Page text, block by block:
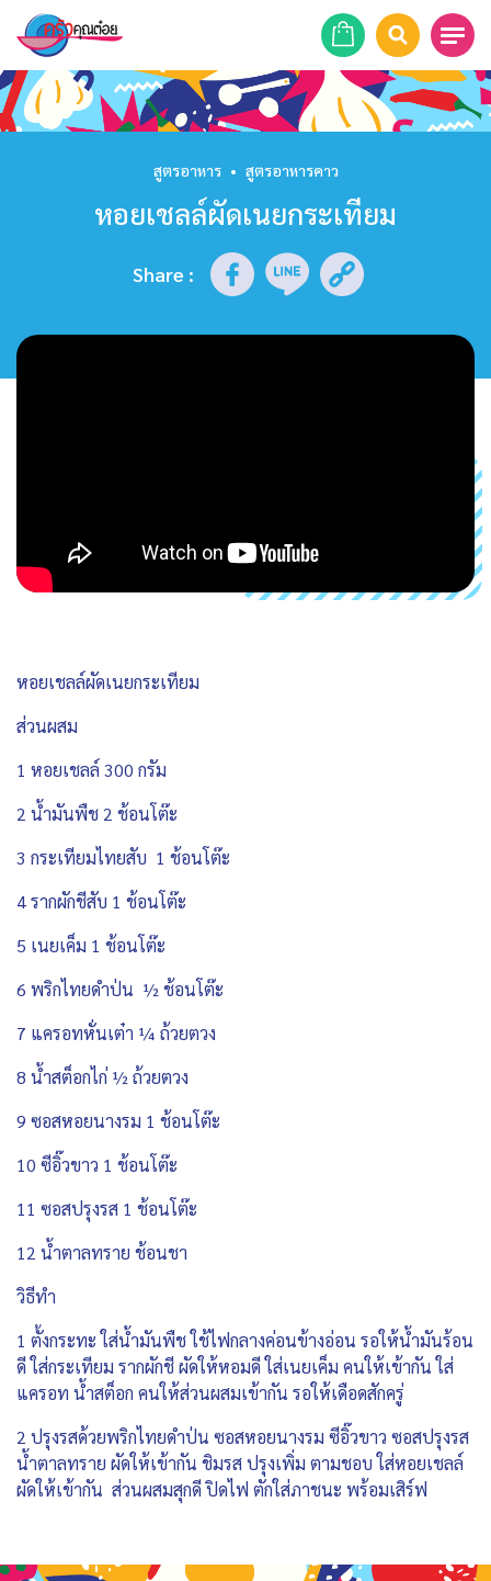
หน้าแรก
ร้านอาหาร
รายการย้อนหลัง
สูตรอาหาร • สูตรอาหารคาว
หอยเชลล์ผัดเนยกระเทียม
Share :
หอยเชลล์ผัดเนยกระเทียม
ส่วนผสม
1 หอยเชลล์ 300 กรัม
2 น้ำมันพืช 2 ช้อนโต๊ะ
3 กระเทียมไทยสับ 1 ช้อนโต๊ะ
4 รากผักชีสับ 1 ช้อนโต๊ะ
5 เนยเค็ม 1 ช้อนโต๊ะ
6 พริกไทยดำป่น ½ ช้อนโต๊ะ
7 แครอทหั่นเต๋า ¼ ถ้วยตวง
8 น้ำสต็อกไก่ ½ ถ้วยตวง
9 ซอสหอยนางรม 1 ช้อนโต๊ะ
10 ซีอิ๊วขาว 1 ช้อนโต๊ะ
11 ซอสปรุงรส 1 ช้อนโต๊ะ
12 น้ำตาลทราย ช้อนชา
วิธีทำ
1 ตั้งกระทะ ใส่น้ำมันพืช ใช้ไฟกลางค่อนข้างอ่อน รอให้น้ำมันร้อน
ดี ใส่กระเทียม รากผักชี ผัดให้หอมดี ใส่เนยเค็ม คนให้เข้ากัน ใส่
แครอท น้ำสต็อก คนให้ส่วนผสมเข้ากัน รอให้เดือดสักครู่
2 ปรุงรสด้วยพริกไทยดำป่น ซอสหอยนางรม ซีอิ๊วขาว ซอสปรุงรส
น้ำตาลทราย ผัดให้เข้ากัน ชิมรส ปรุงเพิ่ม ตามชอบ ใส่หอยเชลล์
ผัดให้เข้ากัน ส่วนผสมสุกดี ปิดไฟ ตักใส่ภาชนะ พร้อมเสิร์ฟ